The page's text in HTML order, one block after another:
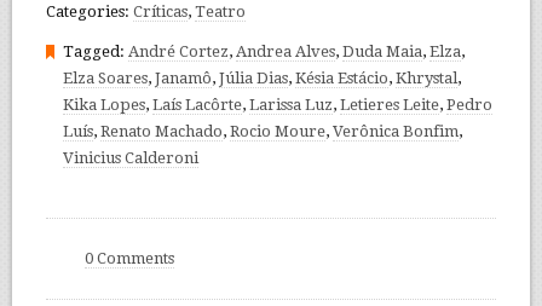
Categories: Críticas, Teatro
Tagged: André Cortez, Andrea Alves, Duda Maia, Elza,
Elza Soares, Janamô, Júlia Dias, Késia Estácio, Khrystal,
Kika Lopes, Laís Lacôrte, Larissa Luz, Letieres Leite, Pedro
Luís, Renato Machado, Rocio Moure, Verônica Bonfim,
Vinicius Calderoni
0 Comments